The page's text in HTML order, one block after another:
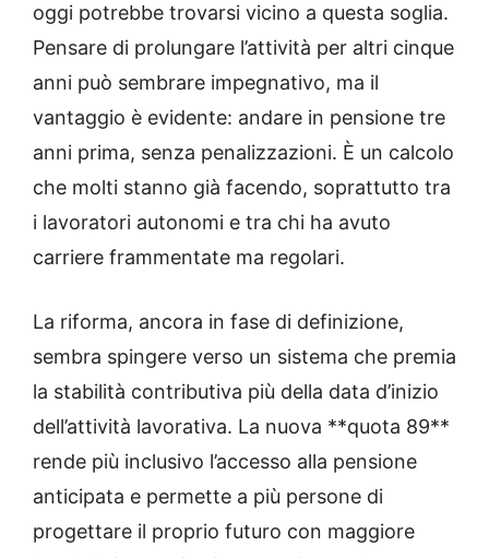
oggi potrebbe trovarsi vicino a questa soglia.
Pensare di prolungare l’attività per altri cinque
anni può sembrare impegnativo, ma il
vantaggio è evidente: andare in pensione tre
anni prima, senza penalizzazioni. È un calcolo
che molti stanno già facendo, soprattutto tra
i lavoratori autonomi e tra chi ha avuto
carriere frammentate ma regolari.
La riforma, ancora in fase di definizione,
sembra spingere verso un sistema che premia
la stabilità contributiva più della data d’inizio
dell’attività lavorativa. La nuova **quota 89**
rende più inclusivo l’accesso alla pensione
anticipata e permette a più persone di
progettare il proprio futuro con maggiore